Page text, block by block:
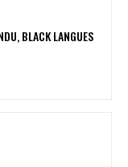
BLACK LANGUES